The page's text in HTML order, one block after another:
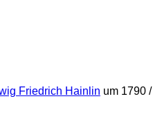
Friedrich Hainlin um 1790 /